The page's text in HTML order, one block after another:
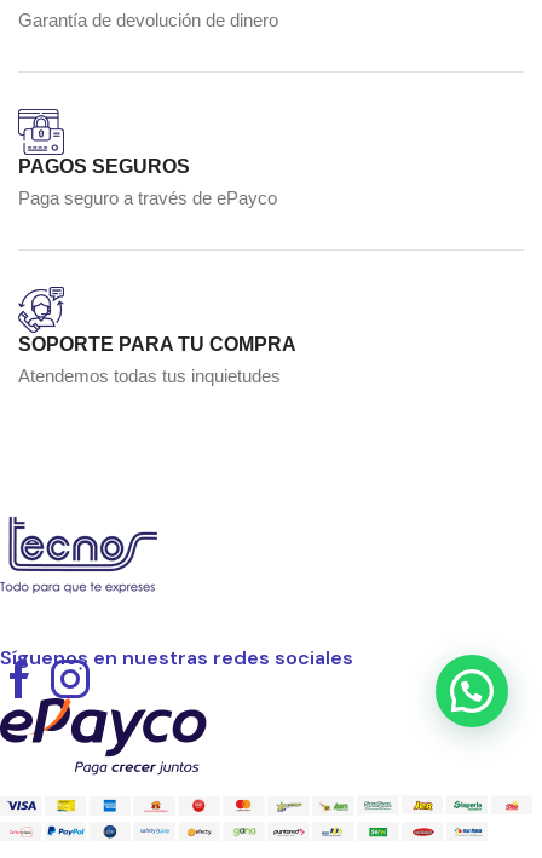
Garantía de devolución de dinero
PAGOS SEGUROS
Paga seguro a través de ePayco
SOPORTE PARA TU COMPRA
Atendemos todas tus inquietudes
Síguenos en nuestras redes sociales
Facebook
Instagram